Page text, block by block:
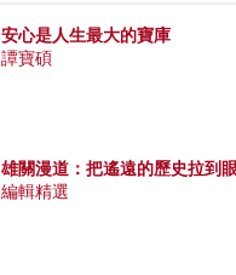
安心是人生最大的寶庫
譚寶碩
雄關漫道：把遙遠的歷史拉到
編輯精選